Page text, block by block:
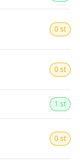
0 st
0 st
1 st
0 st